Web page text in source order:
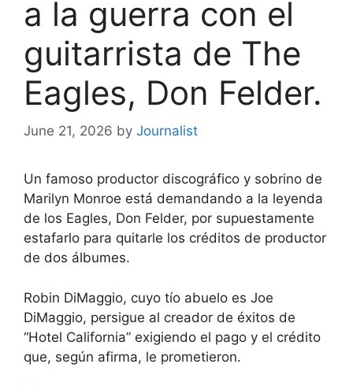
a la guerra con el
guitarrista de The
Eagles, Don Felder.
June 21, 2026 by Journalist
Un famoso productor discográfico y sobrino de
Marilyn Monroe está demandando a la leyenda
de los Eagles, Don Felder, por supuestamente
estafarlo para quitarle los créditos de productor
de dos álbumes.
Robin DiMaggio, cuyo tío abuelo es Joe
DiMaggio, persigue al creador de éxitos de
“Hotel California” exigiendo el pago y el crédito
que, según afirma, le prometieron.